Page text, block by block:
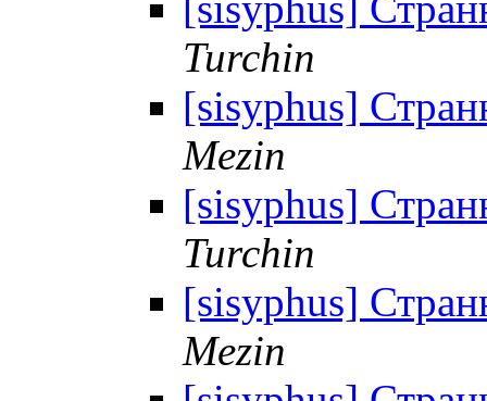
Turchin
[sisyphus]
Mezin
[sisyphus]
Turchin
[sisyphus]
Mezin